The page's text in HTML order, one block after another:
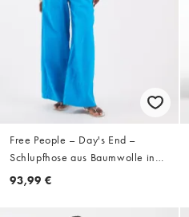
Free People – Day's End –
Schlupfhose aus Baumwolle in
der Farbe Hawaiian Ocean
93,99 €